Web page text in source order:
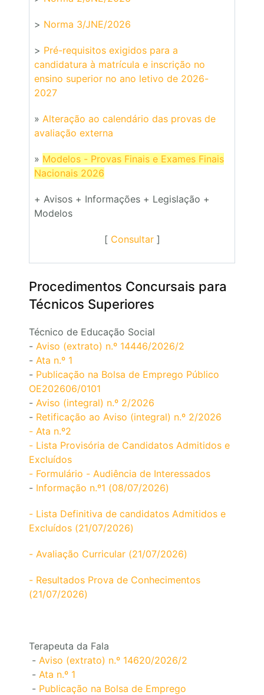
> Norma 3/JNE/2026
> Pré-requisitos exigidos para a
candidatura à matrícula e inscrição no
ensino superior no ano letivo de 2026-
2027
» Alteração ao calendário das provas de
avaliação externa
» Modelos - Provas Finais e Exames Finais
Nacionais 2026
+ Avisos + Informações + Legislação +
Modelos
[ Consultar]
Procedimentos Concursais para
Técnicos Superiores
Técnico de Educação Social
- Aviso (extrato) n.º 14446/2026/2
- Ata n.º 1
- Publicação na Bolsa de Emprego Público
OE202606/0101
- Aviso (integral) n.º 2/2026
- Retificação ao Aviso (integral) n.º 2/2026
- Ata n.º2
- Lista Provisória de Candidatos Admitidos e
Excluídos
- Formulário - Audiência de Interessados
- Informação n.º1 (08/07/2026)
- Lista Definitiva de candidatos Admitidos e
Excluídos (21/07/2026)
- Avaliação Curricular (21/07/2026)
- Resultados Prova de Conhecimentos
(21/07/2026)
Terapeuta da Fala
- Aviso (extrato) n.º 14620/2026/2
- Ata n.º 1
- Publicação na Bolsa de Emprego